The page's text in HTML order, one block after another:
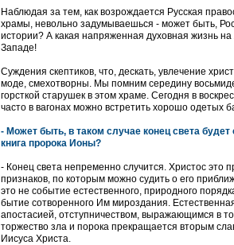
Наблюдая за тем, как возрождается Русская
храмы, невольно задумываешься - может быть,
истории? А какая напряженная духовная жизнь
Западе!
Суждения скептиков, что, дескать, увлечение
моде, смехотворны. Мы помним середину
горсткой старушек в этом храме. Сегодня в
часто в вагонах можно встретить хорошо
- Может быть, в таком случае конец света
книга пророка Ионы?
- Конец света непременно случится. Христос
признаков, по которым можно судить о его
это не событие естественного, природного
бытие сотворенного Им мироздания.
апостасией, отступничеством, выражающимся в
торжество зла и порока прекращается вторым
Иисуса Христа.